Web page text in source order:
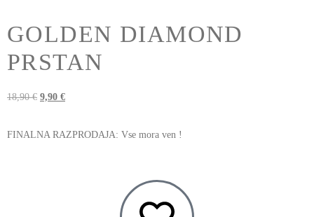
GOLDEN DIAMOND
PRSTAN
18,90€ 9,90 €
FINALNA RAZPRODAJA: Vse mora ven !